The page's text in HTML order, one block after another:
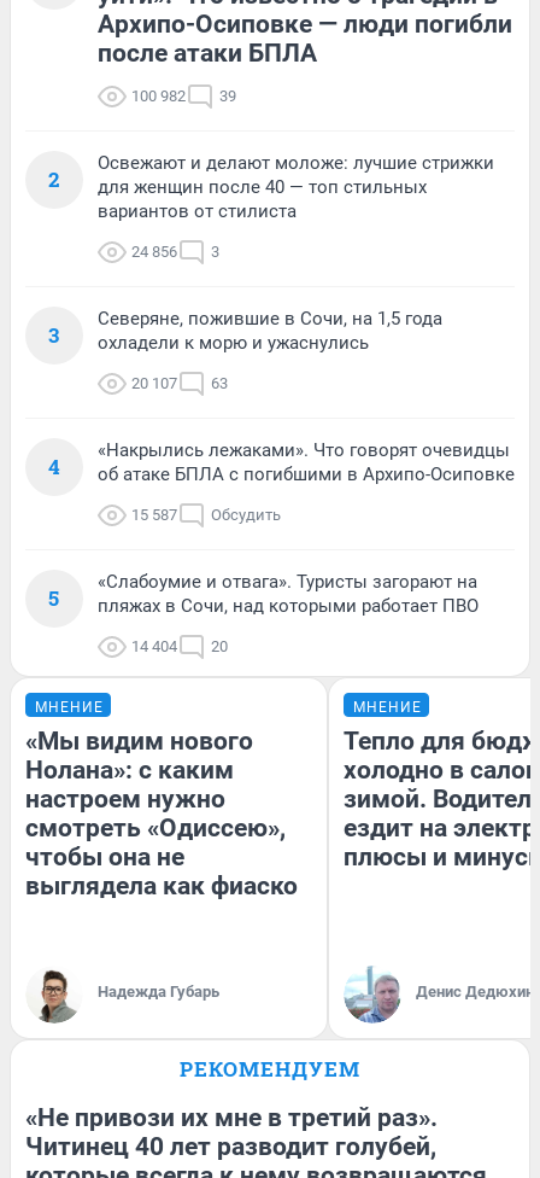
Архипо-Осиповке — люди погибли
после атаки БПЛА
100 982 39
2
Освежают и делают моложе: лучшие стрижки
для женщин после 40 — топ стильных
вариантов от стилиста
24 856 3
3
Северяне, пожившие в Сочи, на 1,5 года
охладели к морю и ужаснулись
20 107 63
4
«Накрылись лежаками». Что говорят очевидцы
об атаке БПЛА с погибшими в Архипо-Осиповке
15 587 Обсудить
5
«Слабоумие и отвага». Туристы загорают на
пляжах в Сочи, над которыми работает ПВО
14 404 20
МНЕНИЕ
«Мы видим нового
Нолана»: с каким
настроем нужно
смотреть «Одиссею»,
чтобы она не
выглядела как фиаско
Надежда Губарь
МНЕНИЕ
Тепло для
холодно в
зимой.
ездит на
плюсы и
Денис Дедюхин
РЕКОМЕНДУЕМ
«Не привози их мне в третий раз».
Читинец 40 лет разводит голубей,